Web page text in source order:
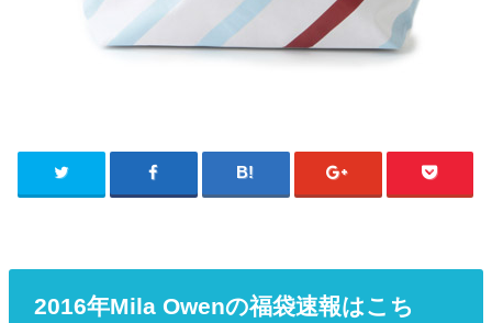
2016年Mila Owenの福袋速報はこち